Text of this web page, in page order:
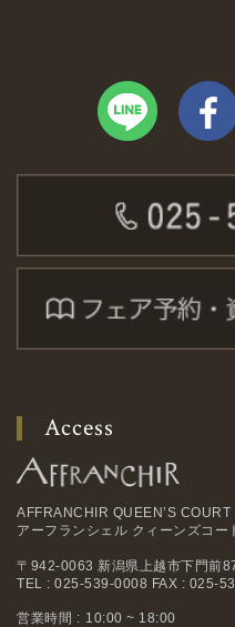
Access
AFFRANCHIR QUEEN’S COURT
アーフランシェル クィーンズコー
〒942-0063 新潟県上越市下門前
TEL : 025-539-0008 FAX : 025-
営業時間 : 10:00 ~ 18:00